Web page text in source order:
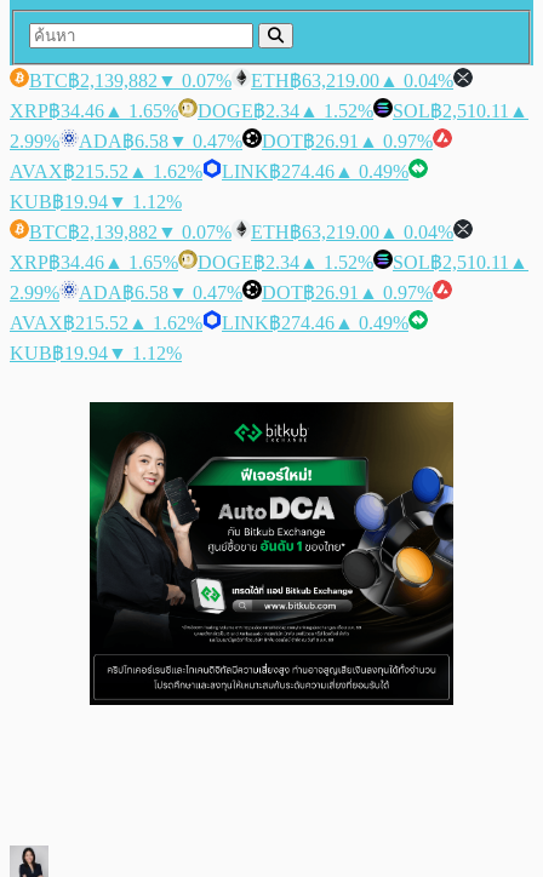
BTC฿2,139,882 ▼ 0.07% ETH฿63,219.00 ▲ 0.04%
XRP฿34.46 ▲ 1.65% DOGE฿2.34 ▲ 1.52% SOL฿2,510.11 ▲
2.99%
ADA฿6.58▼ 0.47% DOT฿26.91 ▲ 0.97%
AVAX฿215.52 ▲ 1.62% LINK฿274.46 ▲ 0.49%
KUB฿19.94▼ 1.12%
BTC฿2,139,882 ▼ 0.07% ETH฿63,219.00 ▲ 0.04%
XRP฿34.46 ▲ 1.65% DOGE฿2.34 ▲ 1.52% SOL฿2,510.11 ▲
2.99%
ADA฿6.58▼ 0.47% DOT฿26.91 ▲ 0.97%
AVAX฿215.52 ▲ 1.62% LINK฿274.46 ▲ 0.49%
KUB฿19.94▼ 1.12%